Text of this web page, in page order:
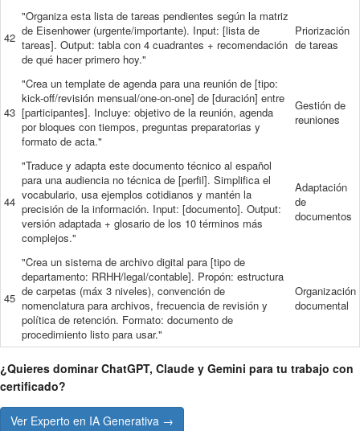
42
"Organiza esta lista de tareas pendientes según la matriz
de Eisenhower (urgente/importante). Input: [lista de
tareas]. Output: tabla con 4 cuadrantes + recomendación
de qué hacer primero hoy."
Priorización
de tareas
43
"Crea un template de agenda para una reunión de [tipo:
kick-off/revisión mensual/one-on-one] de [duración] entre
[participantes]. Incluye: objetivo de la reunión, agenda
por bloques con tiempos, preguntas preparatorias y
formato de acta."
Gestión de
reuniones
44
"Traduce y adapta este documento técnico al español
para una audiencia no técnica de [perfil]. Simplifica el
vocabulario, usa ejemplos cotidianos y mantén la
precisión de la información. Input: [documento]. Output:
versión adaptada + glosario de los 10 términos más
complejos."
Adaptación
de
documentos
45
"Crea un sistema de archivo digital para [tipo de
departamento: RRHH/legal/contable]. Propón: estructura
de carpetas (máx 3 niveles), convención de
nomenclatura para archivos, frecuencia de revisión y
política de retención. Formato: documento de
procedimiento listo para usar."
Organización
documental
¿Quieres dominar ChatGPT, Claude y Gemini para tu trabajo con
certificado?
Ver Experto en IA Generativa →